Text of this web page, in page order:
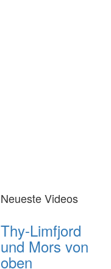
Neueste Videos
Thy-Limfjord
und Mors von
oben